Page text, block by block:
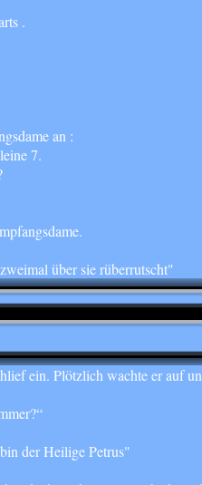
.
an :
7.
über sie rüberrutscht"
ein. Plötzlich wachte er auf
der Heilige Petrus"